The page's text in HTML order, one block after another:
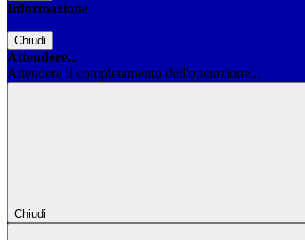
Informazione
Chiudi
Attendere...
Attendere il completamento dell'operazione...
Chiudi